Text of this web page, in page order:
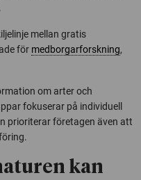
mellan gratis
för medborgarforskning,
om arter och
fokuserar på individuell
prioriterar företagen även att
kan